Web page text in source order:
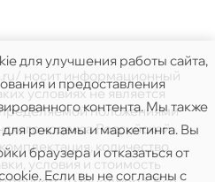
носит информационный
условиях не является
положениями
кодекса Российской.
количество
условия и стоимость
для улучшения работы сайта,
и предоставления
контента. Мы также
рекламы и маркетинга. Вы
браузера и отказаться от
Если вы не согласны с